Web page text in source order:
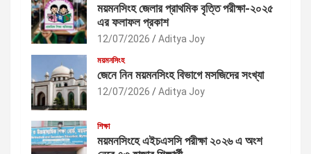
ময়মনসিংহ জেলার প্রাথমিক বৃত্তি পরীক্ষা-২০২৫
এর ফলাফল প্রকাশ
12/07/2026 Aditya Joy
ময়মনসিংহ
জেনে নিন ময়মনসিংহ বিভাগে মসজিদের সংখ্যা
12/07/2026 Aditya Joy
শিক্ষা
ময়মনসিংহে এইচএসসি পরীক্ষা ২০২৬ এ অংশ